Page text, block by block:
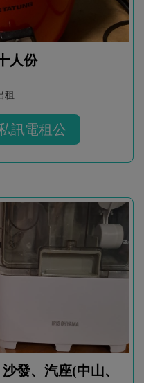
人份
租
訊電租公
發、汽座(中山、